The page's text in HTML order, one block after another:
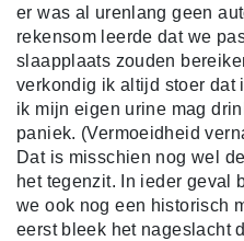
er was al urenlang geen
rekensom leerde dat we
slaapplaats zouden
verkondig ik altijd stoer dat
ik mijn eigen urine mag
paniek. (Vermoeidheid
Dat is misschien nog wel
het tegenzit. In ieder geval
we ook nog een historisch
eerst bleek het nageslacht